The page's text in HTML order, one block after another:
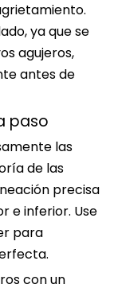
ya que se
agujeros,
antes de
paso
las
de las
precisa
e inferior. Use
para
con un